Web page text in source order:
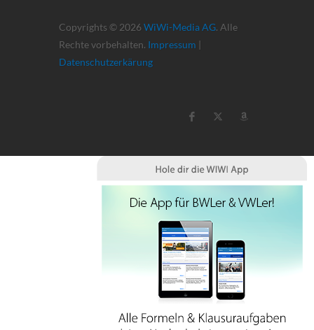
Copyrights © 2026 WiWi-Media AG. Alle
Rechte vorbehalten. Impressum |
Datenschutzerkärung